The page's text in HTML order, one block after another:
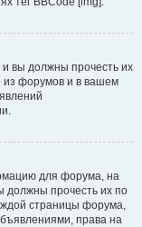
вы должны прочесть их
из форумов и в вашем
для форума, на
должны прочесть их по
страницы форума,
права на